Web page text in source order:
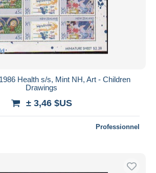
Health s/s, Mint NH, Art - Children
Drawings
± 3,46 $US
Professionnel